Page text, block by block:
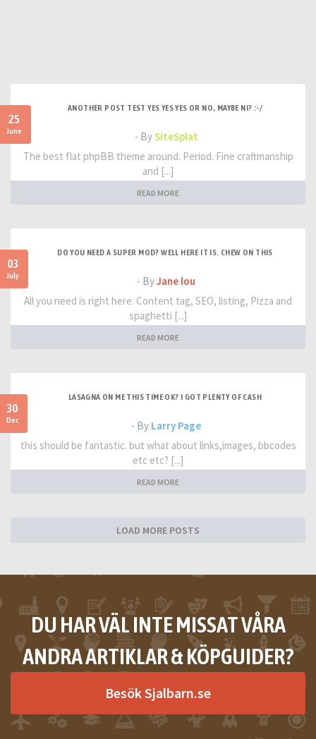
25
June
ANOTHER POST TEST YES YES YES OR NO, MAYBE NI? :-/
- BySiteSplat
The best flat phpBB theme around. Period. Fine craftmanship
and [...]
READ MORE
03
July
DO YOU NEED A SUPER MOD? WELL HERE IT IS. CHEW ON THIS
- ByJane lou
All you need is right here. Content tag, SEO, listing, Pizza and
spaghetti [...]
READ MORE
30
Dec
LASAGNA ON ME THIS TIME OK? I GOT PLENTY OF CASH
- By Larry Page
this should be fantastic. but what about links,images, bbcodes
etc etc? [...]
READ MORE
LOAD MORE POSTS
DU HAR VÄL INTE MISSAT VÅRA
ANDRA ARTIKLAR & KÖPGUIDER?
Besök Sjalbarn.se